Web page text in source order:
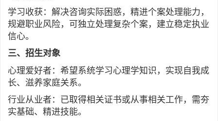
学习收获：解决咨询实际困惑，精进个案处理能力，
规避职业风险，可独立处理复杂个案，建立稳定执业
信心。
三、招生对象
心理爱好者：希望系统学习心理学知识，实现自我成
长、滋养家庭关系。
行业从业者：已取得相关证书或从事相关工作，需夯
实基础、精进技能。